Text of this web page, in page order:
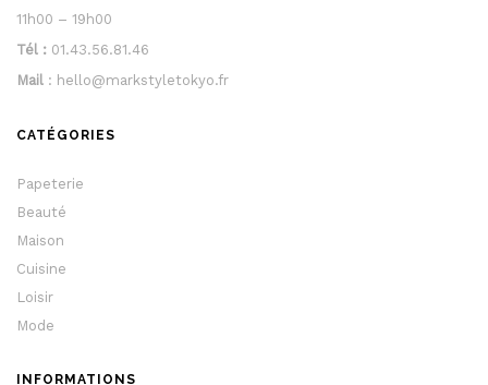
11h00 – 19h00
Tél : 01.43.56.81.46
Mail : hello@markstyletokyo.fr
CATÉGORIES
Papeterie
Beauté
Maison
Cuisine
Loisir
Mode
INFORMATIONS